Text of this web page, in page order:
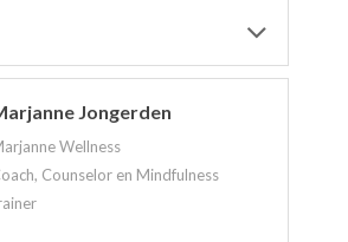
Jongerden
Wellness
Counselor en Mindfulness